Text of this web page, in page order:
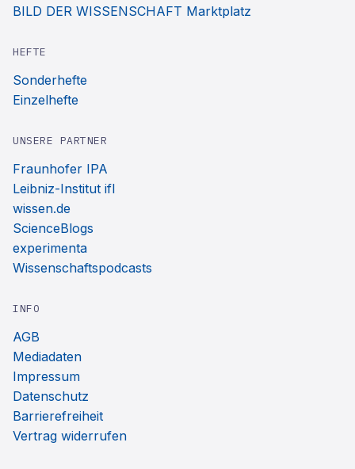
BILD DER WISSENSCHAFT Marktplatz
HEFTE
Sonderhefte
Einzelhefte
UNSERE PARTNER
Fraunhofer IPA
Leibniz-Institut ifl
wissen.de
ScienceBlogs
experimenta
Wissenschaftspodcasts
INFO
AGB
Mediadaten
Impressum
Datenschutz
Barrierefreiheit
Vertrag widerrufen